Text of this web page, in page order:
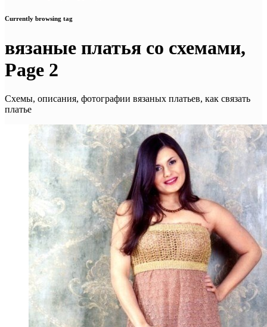
Currently browsing tag
вязаные платья со схемами,
Page 2
Схемы, описания, фотографии вязаных платьев, как связать
платье